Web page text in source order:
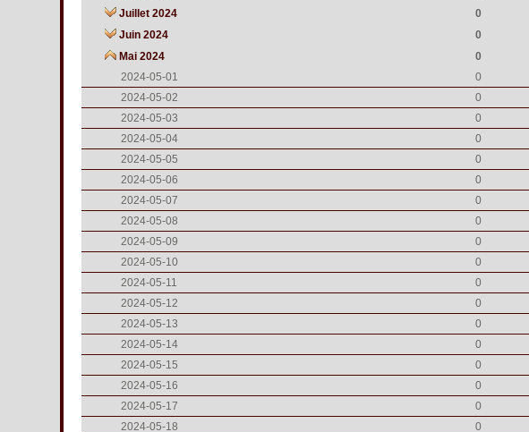
Juillet 2024
0
Juin 2024
0
Mai 2024
0
2024-05-01
0
2024-05-02
0
2024-05-03
0
2024-05-04
0
2024-05-05
0
2024-05-06
0
2024-05-07
0
2024-05-08
0
2024-05-09
0
2024-05-10
0
2024-05-11
0
2024-05-12
0
2024-05-13
0
2024-05-14
0
2024-05-15
0
2024-05-16
0
2024-05-17
0
2024-05-18
0